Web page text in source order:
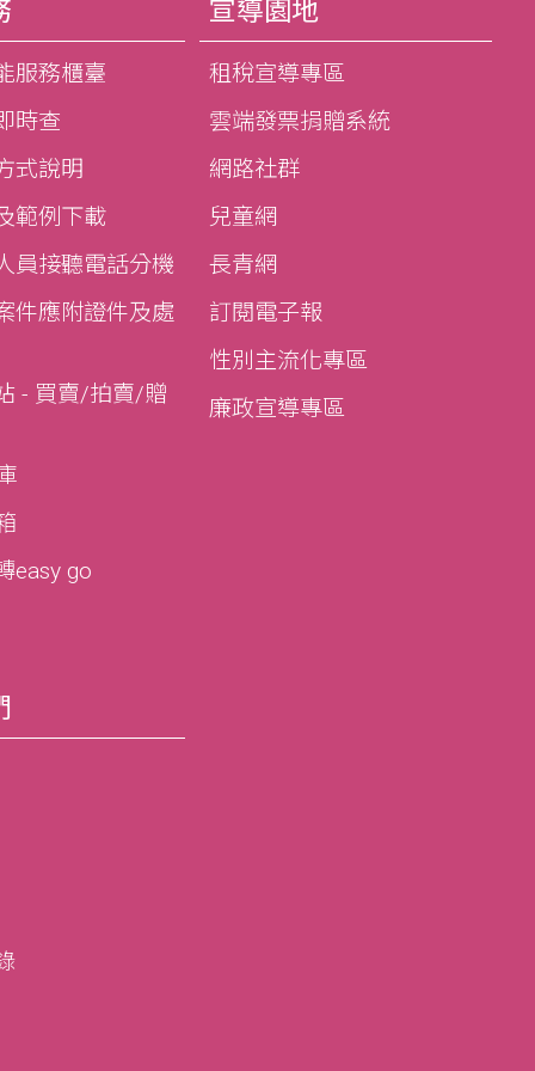
服務櫃臺
時查
式說明
範例下載
員接聽電話分機
件應附證件及處
- 買賣/拍賣/贈
easy go
宣導園地
租稅宣導專區
雲端發票捐贈系統
網路社群
兒童網
長青網
訂閱電子報
性別主流化專區
廉政宣導專區